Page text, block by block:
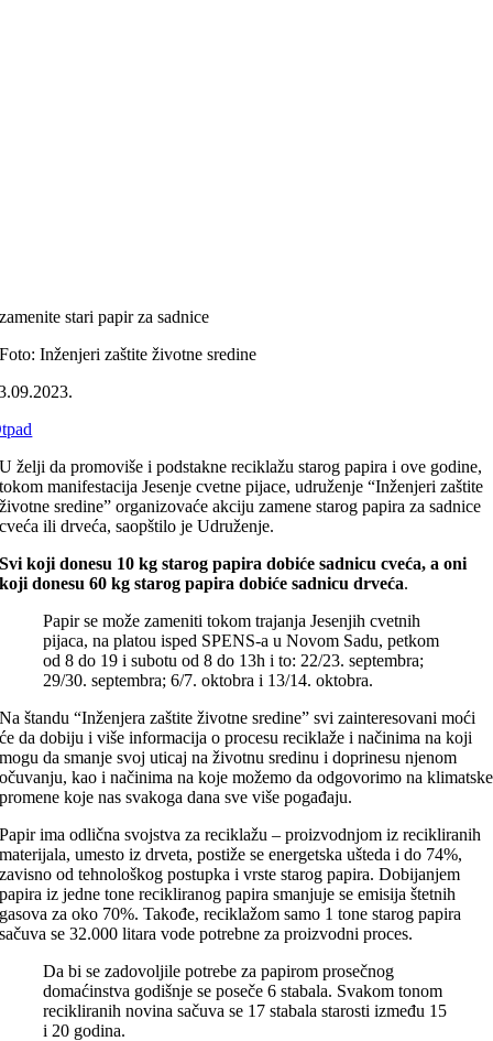
zamenite stari papir za sadnice
Foto: Inženjeri zaštite životne sredine
U želji da promoviše i podstakne reciklažu starog papira i ove godine,
tokom manifestacija Jesenje cvetne pijace, udruženje “Inženjeri zaštite
životne sredine” organizovaće akciju zamene starog papira za sadnice
cveća ili drveća, saopštilo je Udruženje.
Svi koji donesu 10 kg starog papira dobiće sadnicu cveća, a oni
koji donesu 60 kg starog papira dobiće sadnicu drveća.
Papir se može zameniti tokom trajanja Jesenjih cvetnih
pijaca, na platou isped SPENS-a u Novom Sadu, petkom
od 8 do 19 i subotu od 8 do 13h i to: 22/23. septembra;
29/30. septembra; 6/7. oktobra i 13/14. oktobra.
Na štandu “Inženjera zaštite životne sredine” svi zainteresovani moći
će da dobiju i više informacija o procesu reciklaže i načinima na koji
mogu da smanje svoj uticaj na životnu sredinu i doprinesu njenom
očuvanju, kao i načinima na koje možemo da odgovorimo na klimatske
promene koje nas svakoga dana sve više pogađaju.
Papir ima odlična svojstva za reciklažu – proizvodnjom iz recikliranih
materijala, umesto iz drveta, postiže se energetska ušteda i do 74%,
zavisno od tehnološkog postupka i vrste starog papira. Dobijanjem
papira iz jedne tone recikliranog papira smanjuje se emisija štetnih
gasova za oko 70%. Takođe, reciklažom samo 1 tone starog papira
sačuva se 32.000 litara vode potrebne za proizvodni proces.
Da bi se zadovoljile potrebe za papirom prosečnog
domaćinstva godišnje se poseče 6 stabala. Svakom tonom
recikliranih novina sačuva se 17 stabala starosti između 15
i 20 godina.